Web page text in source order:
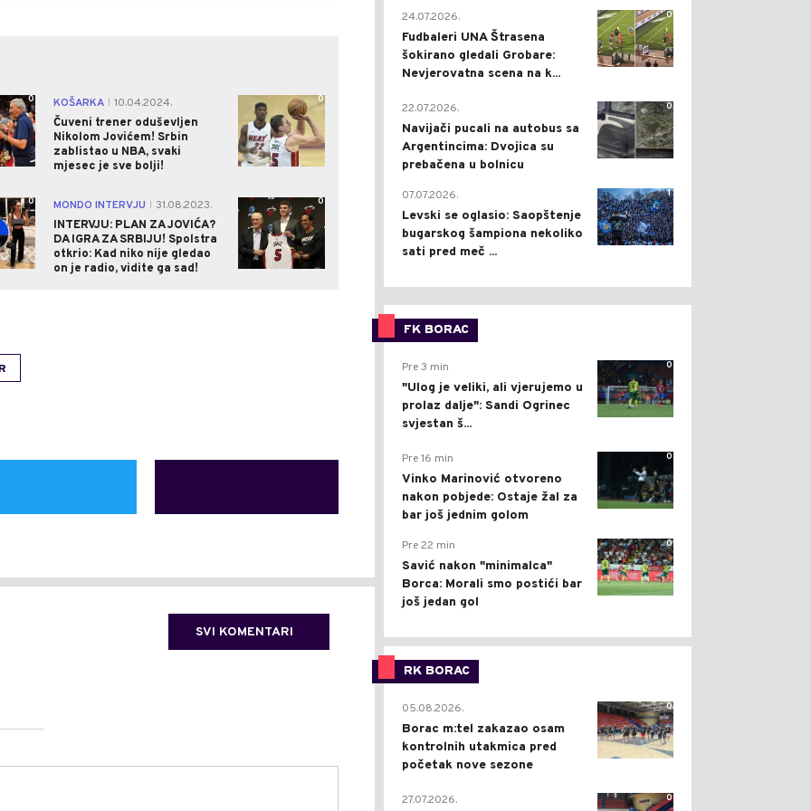
0 KOŠARKA
10.04.2024.
Čuveni trener oduševljen
Nikolom Jovićem! Srbin
zablistao u NBA, svaki
mjesec je sve bolji!
0
0 MONDO INTERVJU
31.08.2023.
INTERVJU: PLAN ZA JOVIĆA?
DA IGRA ZA SRBIJU! Spolstra
otkrio: Kad niko nije gledao
on je radio, vidite ga sad!
0
SVI KOMENTARI
0
24.07.2026.
Fudbaleri UNA Štrasena
šokirano gledali Grobare:
Nevjerovatna scena na k...
0
22.07.2026.
Navijači pucali na autobus sa
Argentincima: Dvojica su
prebačena u bolnicu
1
07.07.2026.
Levski se oglasio: Saopštenje
bugarskog šampiona nekoliko
sati pred meč ...
FK BORAC
0
Pre 3 min
"Ulog je veliki, ali vjerujemo u
prolaz dalje": Sandi Ogrinec
svjestan š...
0
Pre 16 min
Vinko Marinović otvoreno
nakon pobjede: Ostaje žal za
bar još jednim golom
0
Pre 22 min
Savić nakon "minimalca"
Borca: Morali smo postići bar
još jedan gol
RK BORAC
0
05.08.2026.
Borac m:tel zakazao osam
kontrolnih utakmica pred
početak nove sezone
0
27.07.2026.